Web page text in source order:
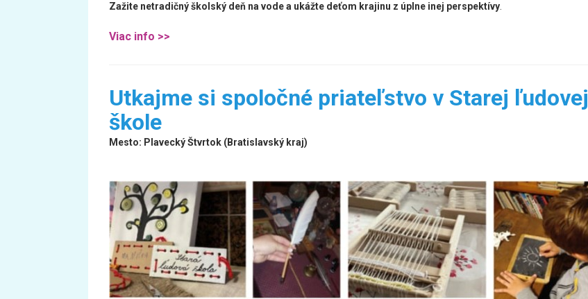
Zažite netradičný školský deň na vode a ukážte deťom krajinu z úplne inej perspektívy
Viac info >>
Utkajme si spoločné priateľstvo v Starej ľudovej
škole
Mesto: Plavecký Štvrtok (Bratislavský kraj)